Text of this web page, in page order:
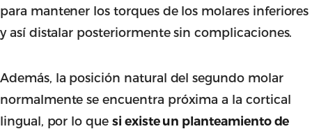
para mantener los torques de los molares inferiores
y así distalar posteriormente sin complicaciones.
Además, la posición natural del segundo molar
normalmente se encuentra próxima a la cortical
lingual, por lo que si existe un planteamiento de